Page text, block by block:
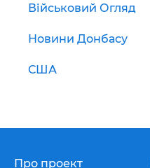
Військовий Огляд
Новини Донбасу
США
Про проект